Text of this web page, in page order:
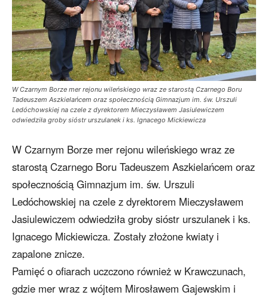
W Czarnym Borze mer rejonu wileńskiego wraz ze starostą Czarnego Boru
Tadeuszem Aszkielańcem oraz społecznością Gimnazjum im. św. Urszuli
Ledóchowskiej na czele z dyrektorem Mieczysławem Jasiulewiczem
odwiedziła groby sióstr urszulanek i ks. Ignacego Mickiewicza
W Czarnym Borze mer rejonu wileńskiego wraz ze
starostą Czarnego Boru Tadeuszem Aszkielańcem oraz
społecznością Gimnazjum im. św. Urszuli
Ledóchowskiej na czele z dyrektorem Mieczysławem
Jasiulewiczem odwiedziła groby sióstr urszulanek i ks.
Ignacego Mickiewicza. Zostały złożone kwiaty i
zapalone znicze.
Pamięć o ofiarach uczczono również w Krawczunach,
gdzie mer wraz z wójtem Mirosławem Gajewskim i